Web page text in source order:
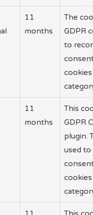
11
months
The
GDPR
to
11
months
This
GDPR
plugin.
used